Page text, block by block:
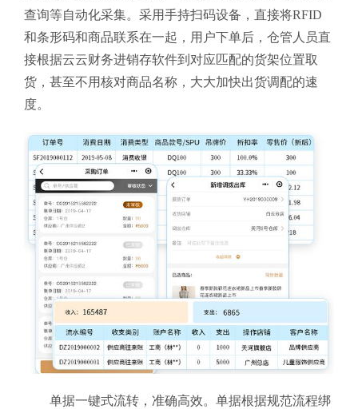
查询等自动化采集。采用手持扫码设备，直接将RFID
和条形码和商品联系在一起，用户下单后，仓管人员直
接根据云云财务进销存软件到对应匹配的货架位置取
货，甚至不用核对商品名称，大大加快出货调配的速
度。
单据一键式流转，准确高效。单据根据规范流程绑